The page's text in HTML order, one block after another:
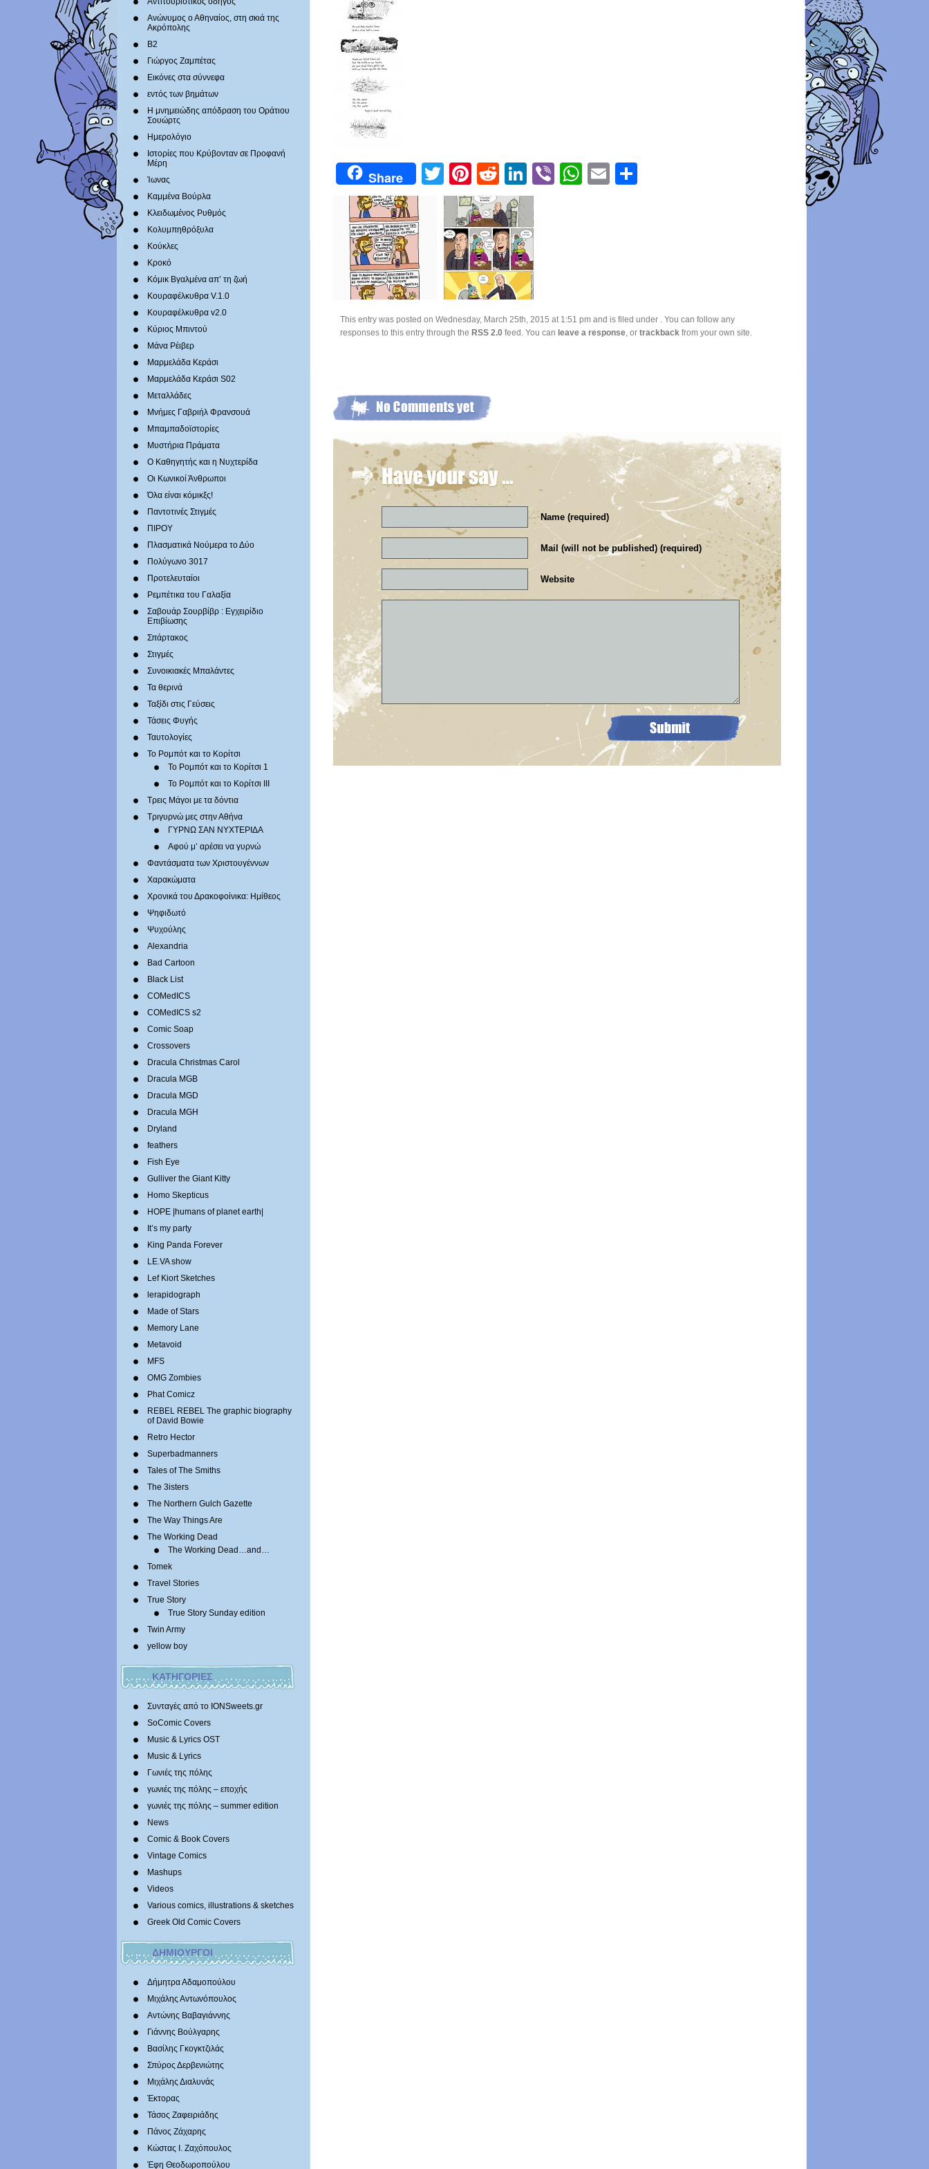
Ανώνυμος ο Αθηναίος, στη σκιά της
Ακρόπολης
Β2
Γιώργος Ζαμπέτας
Εικόνες στα σύννεφα
εντός των βημάτων
Η μνημειώδης απόδραση του Οράτιου
Σουώρτς
Ημερολόγιο
Ιστορίες που Κρύβονταν σε Προφανή
Μέρη
Ίωνας
Καμμένα Βούρλα
Κλειδωμένος Ρυθμός
Κολυμπηθρόξυλα
Κούκλες
Κροκό
Κόμικ Βγαλμένα απ’ τη ζωή
Κουραφέλκυθρα V.1.0
Κουραφέλκυθρα v2.0
Κύριος Μπιντού
Μάνα Ρέιβερ
Μαρμελάδα Κεράσι
Μαρμελάδα Κεράσι S02
Μεταλλάδες
Mνήμες Γαβριήλ Φρανσουά
Μπαμπαδοϊστορίες
Μυστήρια Πράματα
Ο Καθηγητής και η Νυχτερίδα
Οι Κωνικοί Άνθρωποι
Όλα είναι κόμικξς!
Παντοτινές Στιγμές
ΠΙΡΟΥ
Πλασματικά Νούμερα το Δύο
Πολύγωνο 3017
Προτελευταίοι
Ρεμπέτικα του Γαλαξία
Σαβουάρ Σουρβίβρ : Εγχειρίδιο
Επιβίωσης
Σπάρτακος
Στιγμές
Συνοικιακές Μπαλάντες
Τα θερινά
Ταξίδι στις Γεύσεις
Τάσεις Φυγής
Ταυτολογίες
Το Ρομπότ και το Κορίτσι
Το Ρομπότ και το Κορίτσι 1
Το Ρομπότ και το Κορίτσι III
Τρεις Μάγοι με τα δόντια
Τριγυρνώ μες στην Αθήνα
ΓΥΡΝΩ ΣΑΝ ΝΥΧΤΕΡΙΔΑ
Αφού μ’ αρέσει να γυρνώ
Φαντάσματα των Χριστουγέννων
Χαρακώματα
Χρονικά του Δρακοφοίνικα: Ημίθεος
Ψηφιδωτό
Ψυχούλης
Alexandria
Bad Cartoon
Black List
COMedICS
COMedICS s2
Comic Soap
Crossovers
Dracula Christmas Carol
Dracula MGB
Dracula MGD
Dracula MGH
Dryland
feathers
Fish Eye
Gulliver the Giant Kitty
Homo Skepticus
HOPE |humans of planet earth|
It’s my party
King Panda Forever
LE.VA show
Lef Kiort Sketches
lerapidograph
Made of Stars
Memory Lane
Metavoid
MFS
OMG Zombies
Phat Comicz
REBEL REBEL The graphic biography
of David Bowie
Retro Hector
Superbadmanners
Tales of The Smiths
The 3isters
The Northern Gulch Gazette
The Way Things Are
The Working Dead
The Working Dead…and…
Tomek
Travel Stories
True Story
True Story Sunday edition
Twin Army
yellow boy
ΚΑΤΗΓΟΡΙΕΣ
Συνταγές από το IONSweets.gr
SoComic Covers
Music & Lyrics OST
Music & Lyrics
Γωνιές της πόλης
γωνιές της πόλης – εποχής
γωνιές της πόλης – summer edition
News
Comic & Book Covers
Vintage Comics
Mashups
Videos
Various comics, illustrations & sketches
Greek Old Comic Covers
ΔΗΜΙΟΥΡΓΟΙ
Δήμητρα Αδαμοπούλου
Μιχάλης Αντωνόπουλος
Αντώνης Βαβαγιάννης
Γιάννης Βούλγαρης
Βασίλης Γκογκτζιλάς
Σπύρος Δερβενιώτης
Mιχάλης Διαλυνάς
Έκτορας
Τάσος Ζαφειριάδης
Πάνος Ζάχαρης
Κώστας Ι. Ζαχόπουλoς
Έφη Θεοδωροπούλου
Share Twitter
Pinterest
RedditLinkedIn
ViberWhatsApp
Email
This entry was posted on Wednesday, March 25th, 2015 at 1:51 pm and is filed under . You can follow any
responses to this entry through the RSS 2.0 feed. You can leave a response , or trackback from your own site.
Name (required)
Mail (will not be published) (required)
Website